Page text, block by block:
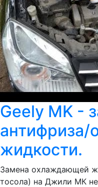
Geely MK -
жидкости.
Замена охлаждающей
тосола) на Джили МК